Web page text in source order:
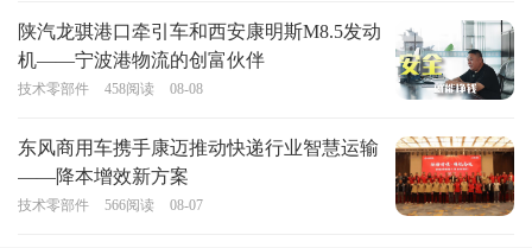
陕汽龙骐港口牵引车和西安康明斯M8.5发动
机——宁波港物流的创富伙伴
技术零部件 458阅读 08-08
东风商用车携手康迈推动快递行业智慧运输
——降本增效新方案
技术零部件 566阅读 08-07